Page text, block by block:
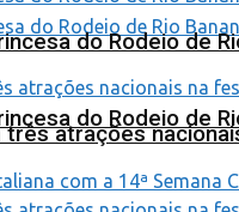
do Rodeio de
do Rodeio de
três atrações